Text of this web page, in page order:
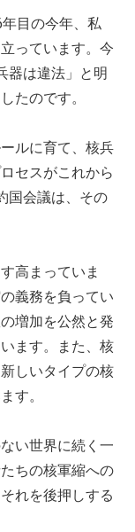
目の今年、私
っています。今
器は違法」と明
たのです。
ルに育て、核兵
セスがこれから
国会議は、その
高まっていま
義務を負ってい
増加を公然と発
ます。また、核
しいタイプの核
す。
い世界に続く一
ちの核軍縮への
れを後押しする